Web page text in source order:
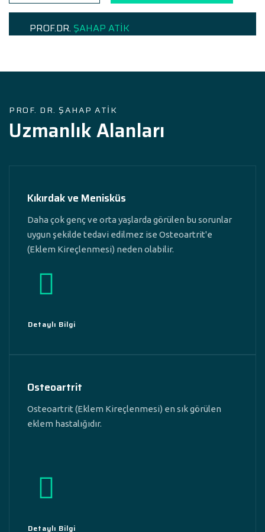
PROF.DR. ŞAHAP ATİK
PROF. DR. ŞAHAP ATİK
Uzmanlık Alanları
Kıkırdak ve Menisküs
Daha çok genç ve orta yaşlarda görülen bu sorunlar
uygun şekilde tedavi edilmez ise Osteoartrit'e
(Eklem Kireçlenmesi) neden olabilir.
Detaylı Bilgi
Osteoartrit
Osteoartrit (Eklem Kireçlenmesi) en sık görülen
eklem hastalığıdır.
Detaylı Bilgi